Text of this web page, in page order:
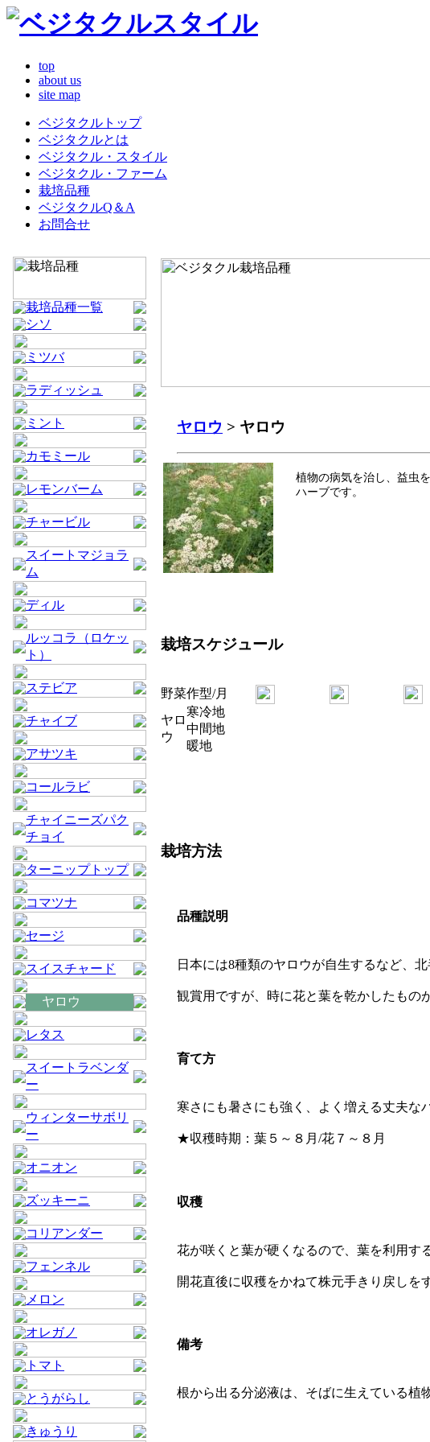
top
about us
site map
ベジタクルトップ
ベジタクルとは
ベジタクル・スタイル
ベジタクル・ファーム
栽培品種
ベジタクルQ＆A
お問合せ
栽培品種一覧
シソ
ミツバ
ラディッシュ
ミント
カモミール
レモンバーム
チャービル
スイートマジョラ
ム
ディル
ルッコラ（ロケッ
ト）
ステビア
チャイブ
アサツキ
コールラビ
チャイニーズパク
チョイ
ターニップトップ
コマツナ
セージ
スイスチャード
ヤロウ
レタス
スイートラベンダ
ー
ウィンターサボリ
ー
オニオン
ズッキーニ
コリアンダー
フェンネル
メロン
オレガノ
トマト
とうがらし
きゅうり
ヤロウ > ヤロウ
植物の病気を治し、益虫
ハーブです。
栽培スケジュール
野菜作型/月
ヤロ
ウ
寒冷地
中間地
暖地
栽培方法
品種説明
日本には8種類のヤロウが自生するなど、
観賞用ですが、時に花と葉を乾かしたもの
育て方
寒さにも暑さにも強く、よく増える丈夫な
★収穫時期：葉５～８月/花７～８月
収穫
花が咲くと葉が硬くなるので、葉を利用す
開花直後に収穫をかねて株元手きり戻しを
備考
根から出る分泌液は、そばに生えている植